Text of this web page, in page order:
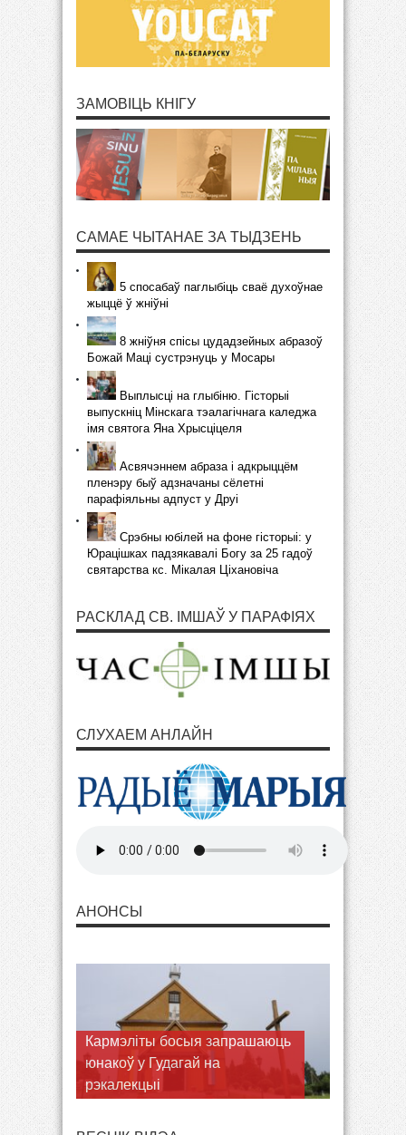
ЗАМОВІЦЬ КНІГУ
САМАЕ ЧЫТАНАЕ ЗА ТЫДЗЕНЬ
5 спосабаў паглыбіць сваё духоўнае
жыццё ў жніўні
8 жніўня спісы цудадзейных абразоў
Божай Маці сустрэнуць у Мосары
Выплысці на глыбіню. Гісторыі
выпускніц Мінскага тэалагічнага каледжа
імя святога Яна Хрысціцеля
Асвячэннем абраза і адкрыццём
пленэру быў адзначаны сёлетні
парафіяльны адпуст у Друі
Срэбны юбілей на фоне гісторыі: у
Юрацішках падзякавалі Богу за 25 гадоў
святарства кс. Мікалая Ціхановіча
РАСКЛАД СВ. ІМШАЎ У ПАРАФІЯХ
СЛУХАЕМ АНЛАЙН
АНОНСЫ
Кармэліты босыя запрашаюць
юнакоў у Гудагай на
рэкалекцыі
Запрашаем разам з Марыяй
шукаць Волі Божай у
пілігрымцы ў Браслаў